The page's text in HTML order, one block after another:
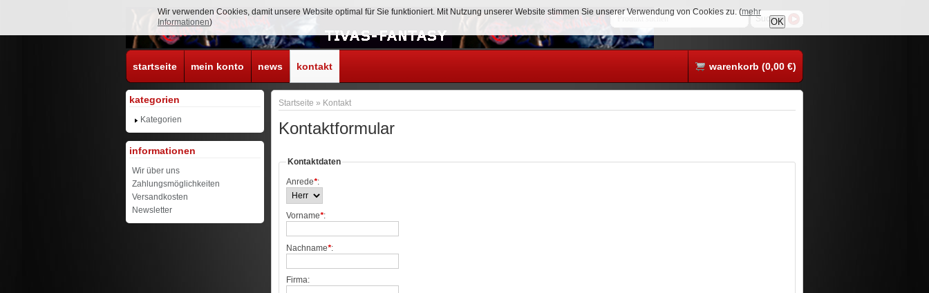
startseite mein konto news kontakt warenkorb (0,00 €)
Startseite » Kontakt
Kontaktformular
Kontaktdaten
Anrede*:
Vorname*:
Nachname*:
Firma:
kategorien
Kategorien
informationen
Wir über uns
Zahlungsmöglichkeiten
Versandkosten
Newsletter
Wir verwenden Cookies, damit unsere Website optimal für Sie funktioniert. Mit Nutzung unserer Website stimmen Sie unserer Verwendung von Cookies zu. (mehr
Informationen) OK